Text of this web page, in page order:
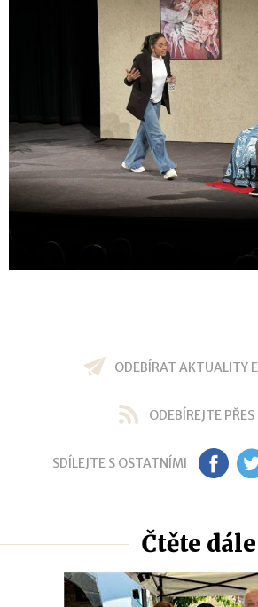
ODEBÍRAT AKTUALITY
ODEBÍREJTE PŘES
SDÍLEJTE S OSTATNÍMI FB
Čtěte dále